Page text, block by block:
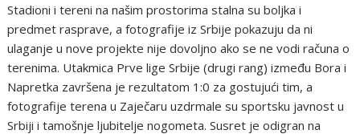
Stadioni i tereni na našim prostorima stalna su boljka i
predmet rasprave, a fotografije iz Srbije pokazuju da ni
ulaganje u nove projekte nije dovoljno ako se ne vodi računa o
terenima. Utakmica Prve lige Srbije (drugi rang) između Bora i
Napretka završena je rezultatom 1:0 za gostujući tim, a
fotografije terena u Zaječaru uzdrmale su sportsku javnost u
Srbiji i tamošnje ljubitelje nogometa. Susret je odigran na